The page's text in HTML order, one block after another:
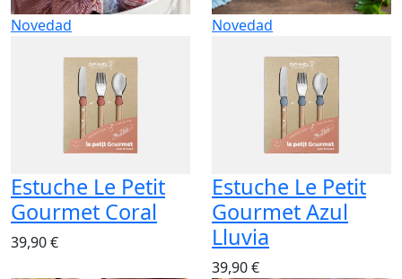
Novedad
Estuche Le Petit
Gourmet Coral
39,90 €
Novedad
Estuche Le Petit
Gourmet Azul
Lluvia
39,90 €